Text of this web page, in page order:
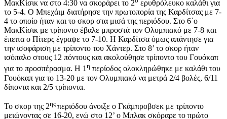
ΜακΚίσικ να στο 4:30 να σκοράρει το 2
ερυθρόλευκο καλάθι για
το 5-4. Ο Μπεχάιμ διατήρησε την πρωτοπορία της Καρδίτσας με 7-
4 το οποίο ήταν και το σκορ στα μισά της περιόδου. Στο 6΄ο
ΜακΚίσικ με τρίποντο έβαλε μπροστά τον Ολυμπιακό με 7-8 και
έπειτα ο Πίτερς έγραψε το 7-10. Η Καρδίτσα όμως απάντησε για
την ισοφάριση με τρίποντο του Χάντερ. Στο 8’ το σκορ ήταν
ισόπαλο στους 12 πόντους και ακολούθησε τρίποντο του Γουόκαπ
για το προσπέρασμα. Η 1η περίοδος ολοκληρώθηκε με καλάθι του
Γουόκαπ για το 13-20 με τον Ολυμπιακό να μετρά 2/4 βολές, 6/11
δίποντα και 2/5 τρίποντα.
Το σκορ της 2ης περιόδου άνοιξε ο Γκάμπροβσεκ με τρίποντο
μειώνοντας σε 16-20, ενώ στο 12’ ο Μπλακ σκόραρε το πρώτο